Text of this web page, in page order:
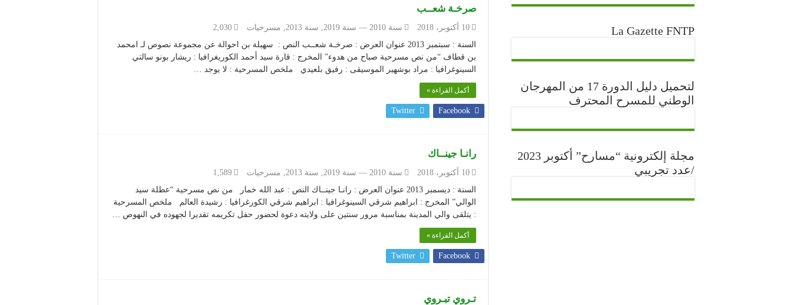
صرخـة شعــب
10 أكتوبر، 2018 سنة 2010 — سنة 2019 سنة 2013 مسرحيات
2,030
السنة : سبتمبر 2013 عنوان العرض : صرخـة شعــب النص : سهيلة بن احوالة عن مجموعة نصوص لـ امحمد
بن قطاف “من نص مسرحية صباح من هدوء” المخرج : قارة سيد أحمد الكوريغرافيا : ريشار بونو سالتي
السينوغرافيا : مراد بوشهير الموسيقى : رفيق بلعيدي ملخص المسرحية : لا يوجد …
أكمل القراءة »
Facebook
Twitter
رانـا جينــاك
10 أكتوبر، 2018 سنة 2010 — سنة 2019 سنة 2013 مسرحيات
1,589
السنة : ديسمبر 2013 عنوان العرض : رانـا جينــاك النص : عبد الله خمار من نص مسرحية “عطلة سيد
الوالي” المخرج : ابراهيم شرقي السينوغرافيا : ابراهيم شرقي الكورغرافيا : رشيدة العالم ملخص المسرحية
: يتلقى والي المدينة بمناسبة مرور سنتين على ولايته دعوة لحضور حفل تكريمه تقديرا لجهوده في النهوص …
أكمل القراءة »
Facebook
Twitter
تـروي تبـروي
La Gazette FNTP
لتحميل دليل الدورة 17 من المهرجان
الوطني للمسرح المحترف
مجلة إلكترونية “مسارح” أكتوبر 2023
/عدد تجريبي